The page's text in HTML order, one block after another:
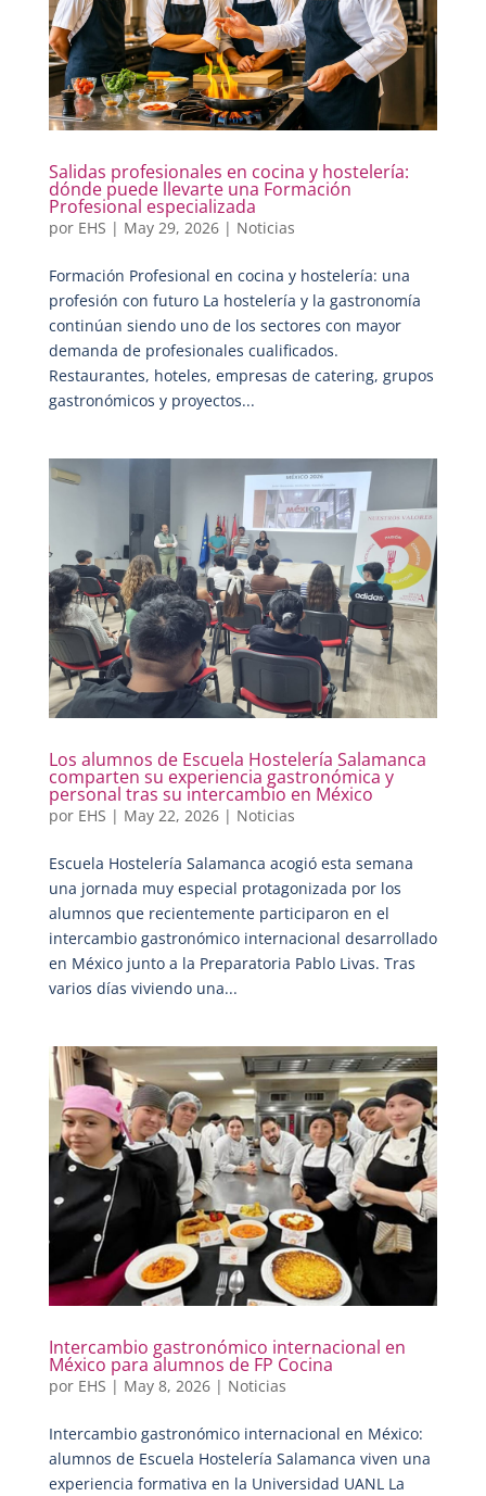
Salidas profesionales en cocina y hostelería:
dónde puede llevarte una Formación
Profesional especializada
por EHS | May 29, 2026| Noticias
Formación Profesional en cocina y hostelería: una
profesión con futuro La hostelería y la gastronomía
continúan siendo uno de los sectores con mayor
demanda de profesionales cualificados.
Restaurantes, hoteles, empresas de catering, grupos
gastronómicos y proyectos...
Los alumnos de Escuela Hostelería Salamanca
comparten su experiencia gastronómica y
personal tras su intercambio en México
por EHS | May 22, 2026| Noticias
Escuela Hostelería Salamanca acogió esta semana
una jornada muy especial protagonizada por los
alumnos que recientemente participaron en el
intercambio gastronómico internacional desarrollado
en México junto a la Preparatoria Pablo Livas. Tras
varios días viviendo una...
Intercambio gastronómico internacional en
México para alumnos de FP Cocina
por EHS | May 8, 2026| Noticias
Intercambio gastronómico internacional en México:
alumnos de Escuela Hostelería Salamanca viven una
experiencia formativa en la Universidad UANL La